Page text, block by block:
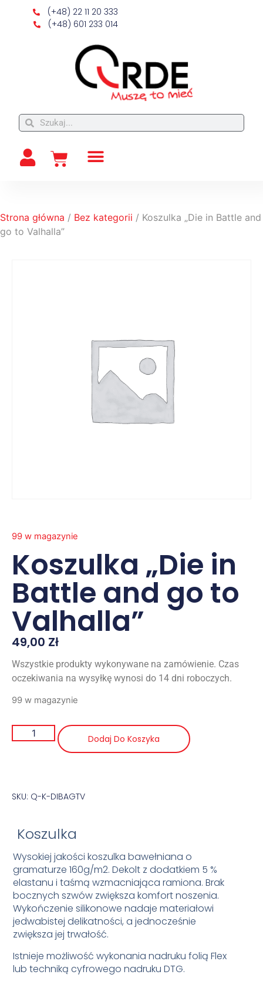
(+48) 22 11 20 333
(+48) 601 233 014
Strona główna / Bez kategorii / Koszulka „Die in Battle and
go to Valhalla”
99 w magazynie
Koszulka „Die in
Battle and go to
Valhalla”
49,00 Zł
Wszystkie produkty wykonywane na zamówienie. Czas
oczekiwania na wysyłkę wynosi do 14 dni roboczych.
99 w magazynie
Dodaj Do Koszyka
SKU: Q-K-DIBAGTV
Koszulka
Wysokiej jakości koszulka bawełniana o
gramaturze 160g/m2. Dekolt z dodatkiem 5 %
elastanu i taśmą wzmacniająca ramiona. Brak
bocznych szwów zwiększa komfort noszenia.
Wykończenie silikonowe nadaje materiałowi
jedwabistej delikatności, a jednocześnie
zwiększa jej trwałość.
Istnieje możliwość wykonania nadruku folią Flex
lub techniką cyfrowego nadruku DTG.